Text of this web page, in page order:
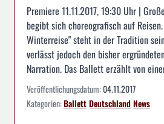
Premiere 11.11.2017, 19:30 Uhr |
begibt sich choreografisch auf
Winterreise" steht in der Tradition
verlässt jedoch den bisher
Narration. Das Ballett erzählt von
Veröffentlichungsdatum:04.11.2017
Kategorien:BallettDeutschlandNews